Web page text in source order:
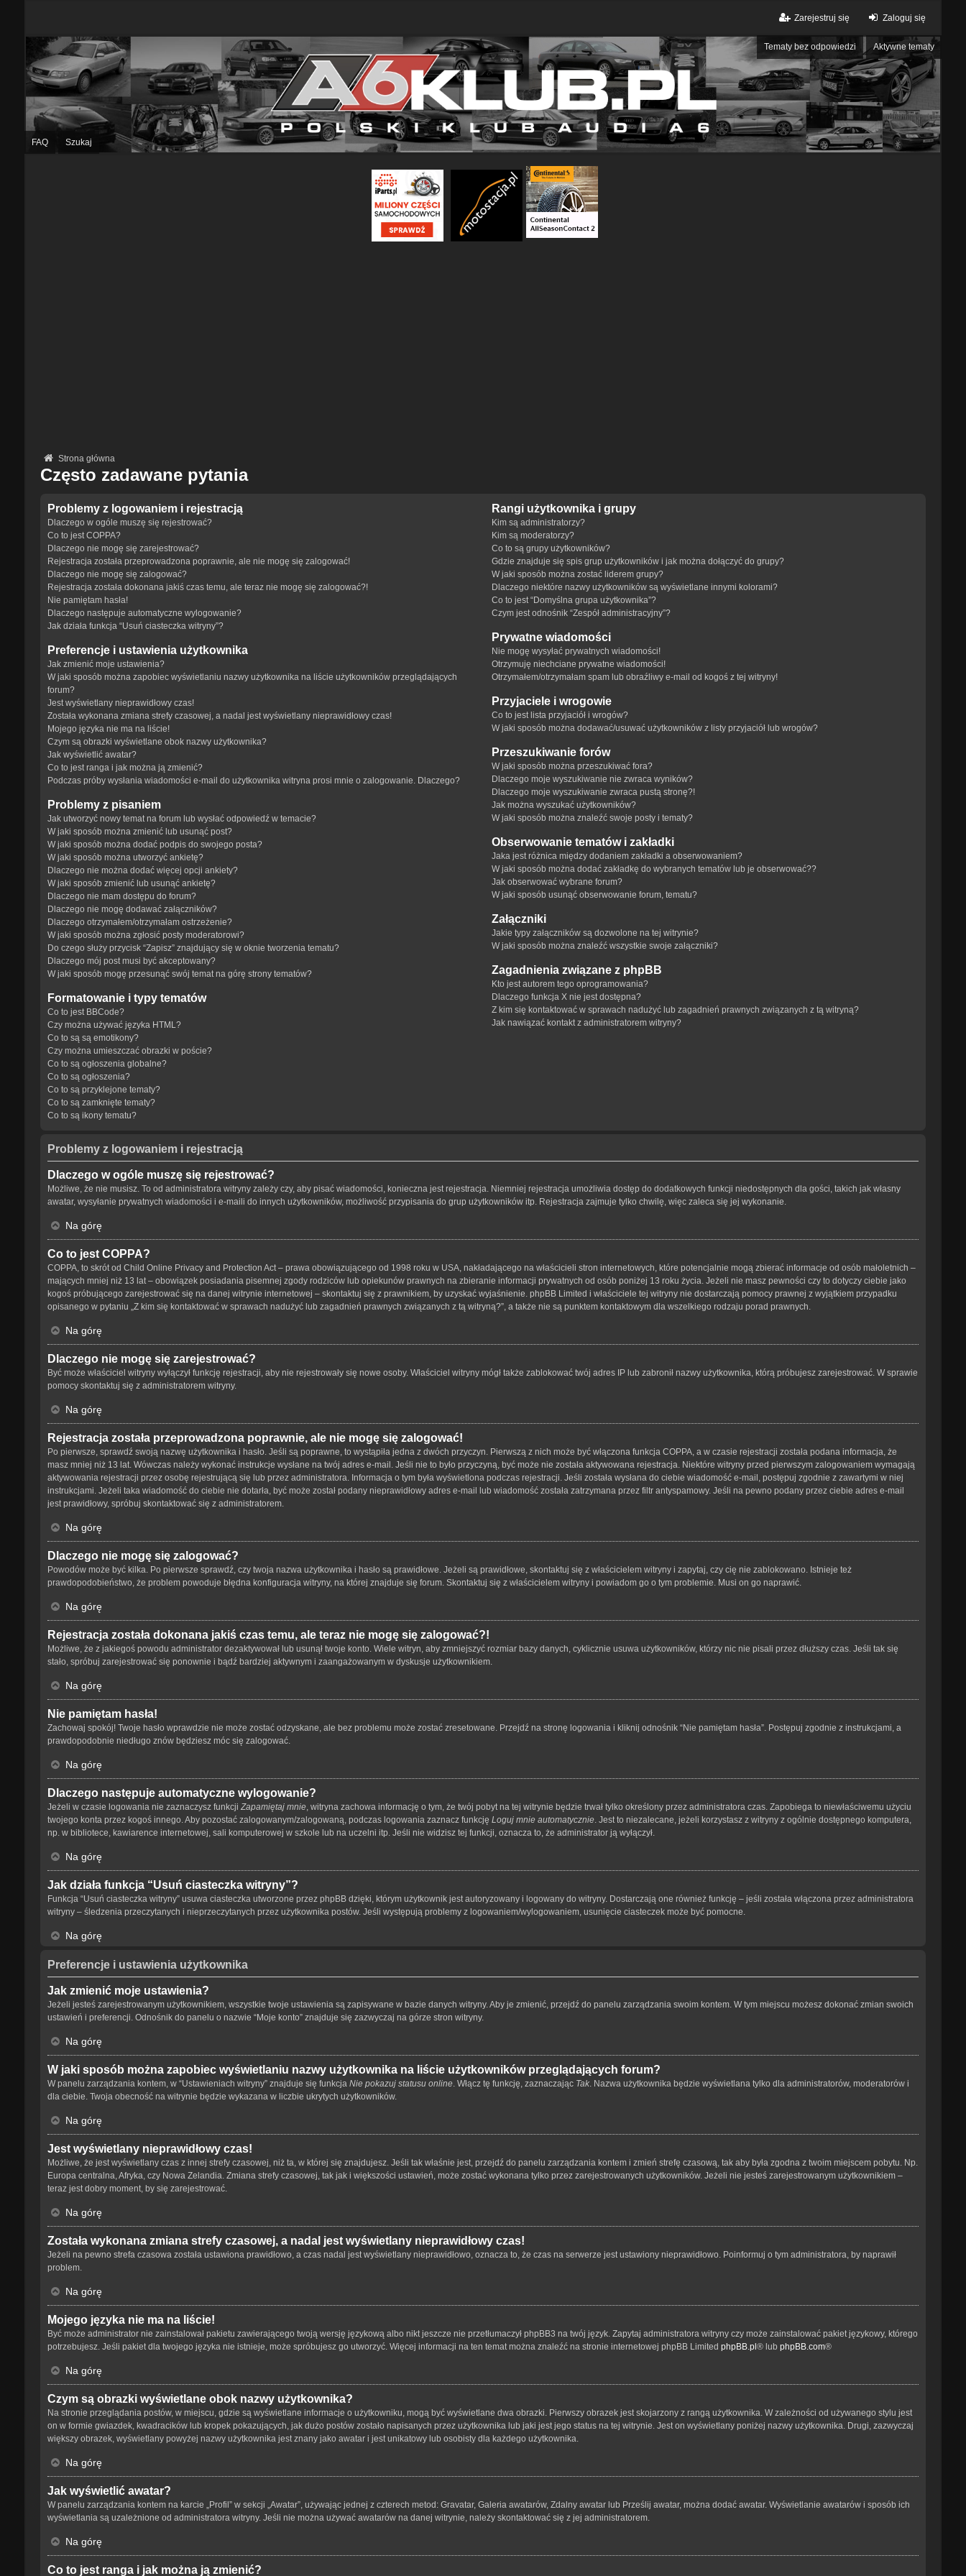
Zaloguj się
Zarejestruj się
Tematy bez odpowiedzi Aktywne tematy
FAQ Szukaj
Strona główna
Często zadawane pytania
Problemy z logowaniem i rejestracją
Dlaczego w ogóle muszę się rejestrować?
Co to jest COPPA?
Dlaczego nie mogę się zarejestrować?
Rejestracja została przeprowadzona poprawnie, ale nie mogę się zalogować!
Dlaczego nie mogę się zalogować?
Rejestracja została dokonana jakiś czas temu, ale teraz nie mogę się zalogować?!
Nie pamiętam hasła!
Dlaczego następuje automatyczne wylogowanie?
Jak działa funkcja “Usuń ciasteczka witryny”?
Preferencje i ustawienia użytkownika
Jak zmienić moje ustawienia?
W jaki sposób można zapobiec wyświetlaniu nazwy użytkownika na liście użytkowników przeglądających
forum?
Jest wyświetlany nieprawidłowy czas!
Została wykonana zmiana strefy czasowej, a nadal jest wyświetlany nieprawidłowy czas!
Mojego języka nie ma na liście!
Czym są obrazki wyświetlane obok nazwy użytkownika?
Jak wyświetlić awatar?
Co to jest ranga i jak można ją zmienić?
Podczas próby wysłania wiadomości e-mail do użytkownika witryna prosi mnie o zalogowanie. Dlaczego?
Problemy z pisaniem
Jak utworzyć nowy temat na forum lub wysłać odpowiedź w temacie?
W jaki sposób można zmienić lub usunąć post?
W jaki sposób można dodać podpis do swojego posta?
W jaki sposób można utworzyć ankietę?
Dlaczego nie można dodać więcej opcji ankiety?
W jaki sposób zmienić lub usunąć ankietę?
Dlaczego nie mam dostępu do forum?
Dlaczego nie mogę dodawać załączników?
Dlaczego otrzymałem/otrzymałam ostrzeżenie?
W jaki sposób można zgłosić posty moderatorowi?
Do czego służy przycisk “Zapisz” znajdujący się w oknie tworzenia tematu?
Dlaczego mój post musi być akceptowany?
W jaki sposób mogę przesunąć swój temat na górę strony tematów?
Formatowanie i typy tematów
Co to jest BBCode?
Czy można używać języka HTML?
Co to są są emotikony?
Czy można umieszczać obrazki w poście?
Co to są ogłoszenia globalne?
Co to są ogłoszenia?
Co to są przyklejone tematy?
Co to są zamknięte tematy?
Co to są ikony tematu?
Rangi użytkownika i grupy
Kim są administratorzy?
Kim są moderatorzy?
Co to są grupy użytkowników?
Gdzie znajduje się spis grup użytkowników i jak można dołączyć do grupy?
W jaki sposób można zostać liderem grupy?
Dlaczego niektóre nazwy użytkowników są wyświetlane innymi kolorami?
Co to jest “Domyślna grupa użytkownika”?
Czym jest odnośnik “Zespół administracyjny”?
Prywatne wiadomości
Nie mogę wysyłać prywatnych wiadomości!
Otrzymuję niechciane prywatne wiadomości!
Otrzymałem/otrzymałam spam lub obraźliwy e-mail od kogoś z tej witryny!
Przyjaciele i wrogowie
Co to jest lista przyjaciół i wrogów?
W jaki sposób można dodawać/usuwać użytkowników z listy przyjaciół lub wrogów?
Przeszukiwanie forów
W jaki sposób można przeszukiwać fora?
Dlaczego moje wyszukiwanie nie zwraca wyników?
Dlaczego moje wyszukiwanie zwraca pustą stronę?!
Jak można wyszukać użytkowników?
W jaki sposób można znaleźć swoje posty i tematy?
Obserwowanie tematów i zakładki
Jaka jest różnica między dodaniem zakładki a obserwowaniem?
W jaki sposób można dodać zakładkę do wybranych tematów lub je obserwować??
Jak obserwować wybrane forum?
W jaki sposób usunąć obserwowanie forum, tematu?
Załączniki
Jakie typy załączników są dozwolone na tej witrynie?
W jaki sposób można znaleźć wszystkie swoje załączniki?
Zagadnienia związane z phpBB
Kto jest autorem tego oprogramowania?
Dlaczego funkcja X nie jest dostępna?
Z kim się kontaktować w sprawach nadużyć lub zagadnień prawnych związanych z tą witryną?
Jak nawiązać kontakt z administratorem witryny?
Problemy z logowaniem i rejestracją
Dlaczego w ogóle muszę się rejestrować?
Możliwe, że nie musisz. To od administratora witryny zależy czy, aby pisać wiadomości, konieczna jest rejestracja. Niemniej rejestracja umożliwia dostęp do dodatkowych funkcji niedostępnych dla gości, takich jak własny
awatar, wysyłanie prywatnych wiadomości i e-maili do innych użytkowników, możliwość przypisania do grup użytkowników itp. Rejestracja zajmuje tylko chwilę, więc zaleca się jej wykonanie.
Na górę
Co to jest COPPA?
COPPA, to skrót od Child Online Privacy and Protection Act – prawa obowiązującego od 1998 roku w USA, nakładającego na właścicieli stron internetowych, które potencjalnie mogą zbierać informacje od osób małoletnich –
mających mniej niż 13 lat – obowiązek posiadania pisemnej zgody rodziców lub opiekunów prawnych na zbieranie informacji prywatnych od osób poniżej 13 roku życia. Jeżeli nie masz pewności czy to dotyczy ciebie jako
kogoś próbującego zarejestrować się na danej witrynie internetowej – skontaktuj się z prawnikiem, by uzyskać wyjaśnienie. phpBB Limited i właściciele tej witryny nie dostarczają pomocy prawnej z wyjątkiem przypadku
opisanego w pytaniu „Z kim się kontaktować w sprawach nadużyć lub zagadnień prawnych związanych z tą witryną?”, a także nie są punktem kontaktowym dla wszelkiego rodzaju porad prawnych.
Na górę
Dlaczego nie mogę się zarejestrować?
Być może właściciel witryny wyłączył funkcję rejestracji, aby nie rejestrowały się nowe osoby. Właściciel witryny mógł także zablokować twój adres IP lub zabronił nazwy użytkownika, którą próbujesz zarejestrować. W sprawie
pomocy skontaktuj się z administratorem witryny.
Na górę
Rejestracja została przeprowadzona poprawnie, ale nie mogę się zalogować!
Po pierwsze, sprawdź swoją nazwę użytkownika i hasło. Jeśli są poprawne, to wystąpiła jedna z dwóch przyczyn. Pierwszą z nich może być włączona funkcja COPPA, a w czasie rejestracji została podana informacja, że
masz mniej niż 13 lat. Wówczas należy wykonać instrukcje wysłane na twój adres e-mail. Jeśli nie to było przyczyną, być może nie została aktywowana rejestracja. Niektóre witryny przed pierwszym zalogowaniem wymagają
aktywowania rejestracji przez osobę rejestrującą się lub przez administratora. Informacja o tym była wyświetlona podczas rejestracji. Jeśli została wysłana do ciebie wiadomość e-mail, postępuj zgodnie z zawartymi w niej
instrukcjami. Jeżeli taka wiadomość do ciebie nie dotarła, być może został podany nieprawidłowy adres e-mail lub wiadomość została zatrzymana przez filtr antyspamowy. Jeśli na pewno podany przez ciebie adres e-mail
jest prawidłowy, spróbuj skontaktować się z administratorem.
Na górę
Dlaczego nie mogę się zalogować?
Powodów może być kilka. Po pierwsze sprawdź, czy twoja nazwa użytkownika i hasło są prawidłowe. Jeżeli są prawidłowe, skontaktuj się z właścicielem witryny i zapytaj, czy cię nie zablokowano. Istnieje też
prawdopodobieństwo, że problem powoduje błędna konfiguracja witryny, na której znajduje się forum. Skontaktuj się z właścicielem witryny i powiadom go o tym problemie. Musi on go naprawić.
Na górę
Rejestracja została dokonana jakiś czas temu, ale teraz nie mogę się zalogować?!
Możliwe, że z jakiegoś powodu administrator dezaktywował lub usunął twoje konto. Wiele witryn, aby zmniejszyć rozmiar bazy danych, cyklicznie usuwa użytkowników, którzy nic nie pisali przez dłuższy czas. Jeśli tak się
stało, spróbuj zarejestrować się ponownie i bądź bardziej aktywnym i zaangażowanym w dyskusje użytkownikiem.
Na górę
Nie pamiętam hasła!
Zachowaj spokój! Twoje hasło wprawdzie nie może zostać odzyskane, ale bez problemu może zostać zresetowane. Przejdź na stronę logowania i kliknij odnośnik “Nie pamiętam hasła”. Postępuj zgodnie z instrukcjami, a
prawdopodobnie niedługo znów będziesz móc się zalogować.
Na górę
Dlaczego następuje automatyczne wylogowanie?
Jeżeli w czasie logowania nie zaznaczysz funkcji Zapamiętaj mnie, witryna zachowa informację o tym, że twój pobyt na tej witrynie będzie trwał tylko określony przez administratora czas. Zapobiega to niewłaściwemu użyciu
twojego konta przez kogoś innego. Aby pozostać zalogowanym/zalogowaną, podczas logowania zaznacz funkcję Loguj mnie automatycznie. Jest to niezalecane, jeżeli korzystasz z witryny z ogólnie dostępnego komputera,
np. w bibliotece, kawiarence internetowej, sali komputerowej w szkole lub na uczelni itp. Jeśli nie widzisz tej funkcji, oznacza to, że administrator ją wyłączył.
Na górę
Jak działa funkcja “Usuń ciasteczka witryny”?
Funkcja “Usuń ciasteczka witryny” usuwa ciasteczka utworzone przez phpBB dzięki, którym użytkownik jest autoryzowany i logowany do witryny. Dostarczają one również funkcję – jeśli została włączona przez administratora
witryny – śledzenia przeczytanych i nieprzeczytanych przez użytkownika postów. Jeśli występują problemy z logowaniem/wylogowaniem, usunięcie ciasteczek może być pomocne.
Na górę
Preferencje i ustawienia użytkownika
Jak zmienić moje ustawienia?
Jeżeli jesteś zarejestrowanym użytkownikiem, wszystkie twoje ustawienia są zapisywane w bazie danych witryny. Aby je zmienić, przejdź do panelu zarządzania swoim kontem. W tym miejscu możesz dokonać zmian swoich
ustawień i preferencji. Odnośnik do panelu o nazwie “Moje konto” znajduje się zazwyczaj na górze stron witryny.
Na górę
W jaki sposób można zapobiec wyświetlaniu nazwy użytkownika na liście użytkowników przeglądających forum?
W panelu zarządzania kontem, w “Ustawieniach witryny” znajduje się funkcja Nie pokazuj statusu online. Włącz tę funkcję, zaznaczając Tak. Nazwa użytkownika będzie wyświetlana tylko dla administratorów, moderatorów i
dla ciebie. Twoja obecność na witrynie będzie wykazana w liczbie ukrytych użytkowników.
Na górę
Jest wyświetlany nieprawidłowy czas!
Możliwe, że jest wyświetlany czas z innej strefy czasowej, niż ta, w której się znajdujesz. Jeśli tak właśnie jest, przejdź do panelu zarządzania kontem i zmień strefę czasową, tak aby była zgodna z twoim miejscem pobytu. Np.
Europa centralna, Afryka, czy Nowa Zelandia. Zmiana strefy czasowej, tak jak i większości ustawień, może zostać wykonana tylko przez zarejestrowanych użytkowników. Jeżeli nie jesteś zarejestrowanym użytkownikiem –
teraz jest dobry moment, by się zarejestrować.
Na górę
Została wykonana zmiana strefy czasowej, a nadal jest wyświetlany nieprawidłowy czas!
Jeżeli na pewno strefa czasowa została ustawiona prawidłowo, a czas nadal jest wyświetlany nieprawidłowo, oznacza to, że czas na serwerze jest ustawiony nieprawidłowo. Poinformuj o tym administratora, by naprawił
problem.
Na górę
Mojego języka nie ma na liście!
Być może administrator nie zainstalował pakietu zawierającego twoją wersję językową albo nikt jeszcze nie przetłumaczył phpBB3 na twój język. Zapytaj administratora witryny czy może zainstalować pakiet językowy, którego
potrzebujesz. Jeśli pakiet dla twojego języka nie istnieje, może spróbujesz go utworzyć. Więcej informacji na ten temat można znaleźć na stronie internetowej phpBB Limited phpBB.pl ® lub phpBB.com®
Na górę
Czym są obrazki wyświetlane obok nazwy użytkownika?
Na stronie przeglądania postów, w miejscu, gdzie są wyświetlane informacje o użytkowniku, mogą być wyświetlane dwa obrazki. Pierwszy obrazek jest skojarzony z rangą użytkownika. W zależności od używanego stylu jest
on w formie gwiazdek, kwadracików lub kropek pokazujących, jak dużo postów zostało napisanych przez użytkownika lub jaki jest jego status na tej witrynie. Jest on wyświetlany poniżej nazwy użytkownika. Drugi, zazwyczaj
większy obrazek, wyświetlany powyżej nazwy użytkownika jest znany jako awatar i jest unikatowy lub osobisty dla każdego użytkownika.
Na górę
Jak wyświetlić awatar?
W panelu zarządzania kontem na karcie „Profil” w sekcji „Awatar”, używając jednej z czterech metod: Gravatar, Galeria awatarów, Zdalny awatar lub Prześlij awatar, można dodać awatar. Wyświetlanie awatarów i sposób ich
wyświetlania są uzależnione od administratora witryny. Jeśli nie można używać awatarów na danej witrynie, należy skontaktować się z jej administratorem.
Na górę
Co to jest ranga i jak można ją zmienić?